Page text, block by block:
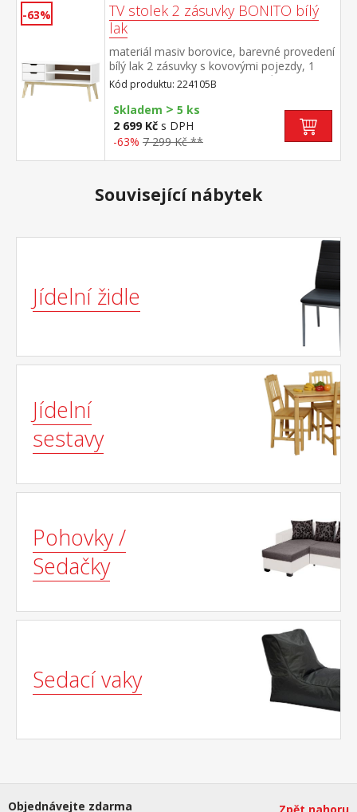
-63%
TV stolek 2 zásuvky BONITO bílý
lak
materiál masiv borovice, barevné provedení
bílý lak 2 zásuvky s kovovými pojezdy, 1
police otvor na protažení kabelů
Kód produktu: 224105B
Skladem > 5 ks
2 699 Kč s DPH
-63% 7 299 Kč **
Související nábytek
Jídelní židle
Jídelní
sestavy
Pohovky /
Sedačky
Sedací vaky
Objednávejte zdarma